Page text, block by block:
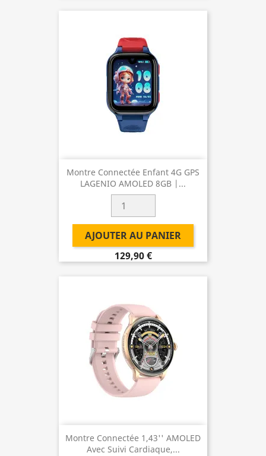
Montre Connectée Enfant 4G GPS
LAGENIO AMOLED 8GB |...
AJOUTER AU PANIER
129,90 €
Montre Connectée 1,43'' AMOLED
Avec Suivi Cardiaque,...